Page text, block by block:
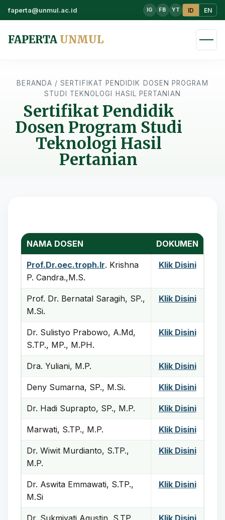
faperta@unmul.ac.id IG FB YT ID EN
FAPERTA UNMUL
BERANDA / SERTIFIKAT PENDIDIK DOSEN PROGRAM
STUDI TEKNOLOGI HASIL PERTANIAN
Sertifikat Pendidik
Dosen Program Studi
Teknologi Hasil
Pertanian
NAMA DOSEN DOKUMEN
Prof.Dr.oec.troph.Ir. Krishna
P. Candra.,M.S.
Klik Disini
Prof. Dr. Bernatal Saragih, SP.,
M.Si.
Klik Disini
Dr. Sulistyo Prabowo, A.Md,
S.TP., MP., M.PH.
Klik Disini
Dra. Yuliani, M.P. Klik Disini
Deny Sumarna, SP., M.Si. Klik Disini
Dr. Hadi Suprapto, SP., M.P. Klik Disini
Marwati, S.TP., M.P. Klik Disini
Dr. Wiwit Murdianto, S.TP.,
M.P.
Klik Disini
Dr. Aswita Emmawati, S.TP.,
M.Si
Klik Disini
Dr. Sukmiyati Agustin, S.TP.,
Klik Disini